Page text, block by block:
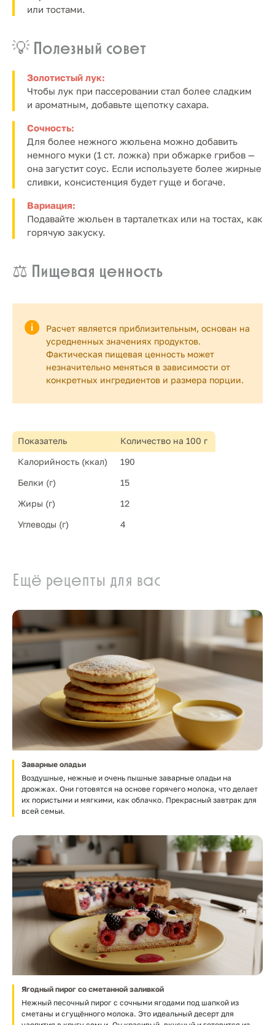
или тостами.
💡 Полезный совет
Золотистый лук:
Чтобы лук при пассеровании стал более сладким
и ароматным, добавьте щепотку сахара.
Сочность:
Для более нежного жюльена можно добавить
немного муки (1 ст. ложка) при обжарке грибов —
она загустит соус. Если используете более жирные
сливки, консистенция будет гуще и богаче.
Вариация:
Подавайте жюльен в тарталетках или на тостах, как
горячую закуску.
⚖️ Пищевая ценность
Расчет является приблизительным, основан на
усредненных значениях продуктов.
Фактическая пищевая ценность может
незначительно меняться в зависимости от
конкретных ингредиентов и размера порции.
Показатель
Количество на 100 г
Калорийность (ккал)
190
Белки (г)
15
Жиры (г)
12
Углеводы (г)
4
Ещё рецепты для вас
Заварные оладьи
Воздушные, нежные и очень пышные заварные оладьи на
дрожжах. Они готовятся на основе горячего молока, что делает
их пористыми и мягкими, как облачко. Прекрасный завтрак для
всей семьи.
Ягодный пирог со сметанной заливкой
Нежный песочный пирог с сочными ягодами под шапкой из
сметаны и сгущённого молока. Это идеальный десерт для